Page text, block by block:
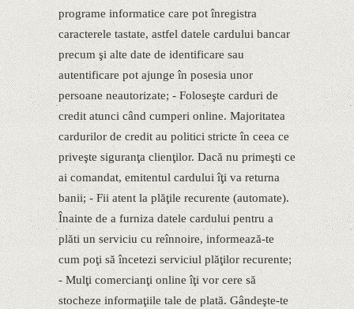
programe informatice care pot înregistra
caracterele tastate, astfel datele cardului bancar
precum şi alte date de identificare sau
autentificare pot ajunge în posesia unor
persoane neautorizate; - Foloseşte carduri de
credit atunci când cumperi online. Majoritatea
cardurilor de credit au politici stricte în ceea ce
priveşte siguranţa clienţilor. Dacă nu primeşti ce
ai comandat, emitentul cardului îţi va returna
banii; - Fii atent la plăţile recurente (automate).
Înainte de a furniza datele cardului pentru a
plăti un serviciu cu reînnoire, informează-te
cum poţi să încetezi serviciul plăţilor recurente;
- Mulţi comercianţi online îţi vor cere să
stocheze informaţiile tale de plată. Gândeşte-te